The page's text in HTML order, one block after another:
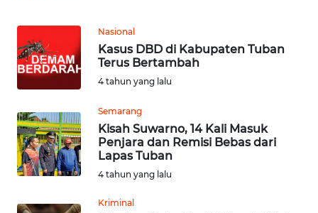
Nasional
Kasus DBD di Kabupaten Tuban
Terus Bertambah
4 tahun yang lalu
Semarang
Kisah Suwarno, 14 Kali Masuk
Penjara dan Remisi Bebas dari
Lapas Tuban
4 tahun yang lalu
Kriminal
SUMSEL
WN
BENGKULU
WN
LAMPUNG
WN